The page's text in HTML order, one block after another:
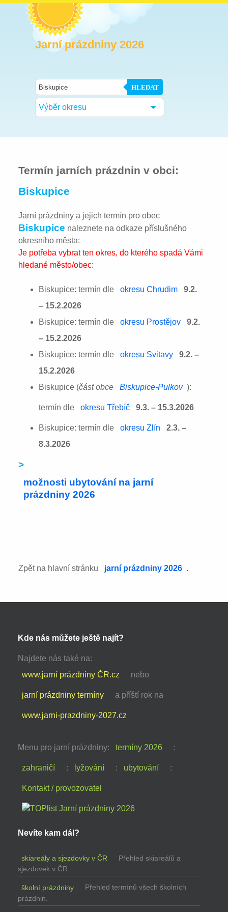
Jarní prázdniny 2026
HLEDAT
Výběr okresu
Termín jarních prázdnin v obci:
Biskupice
Jarní prázdniny a jejich termín pro obec
Biskupice naleznete na odkaze příslušného
okresního města:
Je potřeba vybrat ten okres, do kterého spadá Vámi
hledané město/obec:
Biskupice: termín dle okresu Chrudim
9.2.
– 15.2.2026
Biskupice: termín dle
okresu Prostějov
9.2.
– 15.2.2026
Biskupice: termín dle
okresu Svitavy
9.2. –
15.2.2026
Biskupice (část obce Biskupice-Pulkov ):
termín dle okresu Třebíč 9.3. – 15.3.2026
Biskupice: termín dle okresu Zlín
2.3. –
8.3.2026
>
možnosti ubytování na jarní
prázdniny 2026
Zpět na hlavní stránku jarní prázdniny 2026 .
Kde nás můžete ještě najít?
Najdete nás také na:
www.jarní prázdniny ČR.cz
nebo
jarní prázdniny termíny a příští rok na
www.jarni-prazdniny-2027.cz
Menu pro jarní prázdniny: termíny 2026 :
zahraničí : lyžování : ubytování :
Kontakt / provozovatel
Nevíte kam dál?
skiareály a sjezdovky v ČR
Přehled skiareálů a
sjezdovek v ČR.
školní prázdniny
Přehled termínů všech školních
prázdnin.